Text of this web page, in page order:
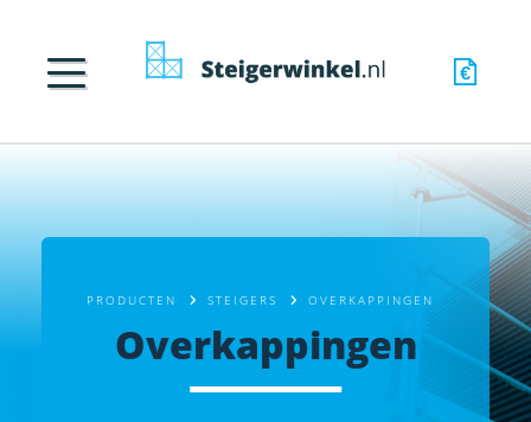
PRODUCTEN STEIGERS OVERKAPPINGEN
Overkappingen